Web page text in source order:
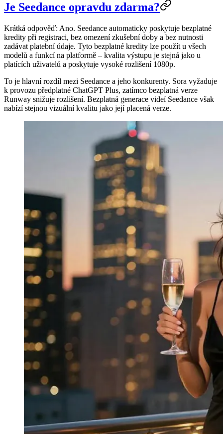
Je Seedance opravdu zdarma?
Krátká odpověď: Ano. Seedance automaticky poskytuje bezplatné
kredity při registraci, bez omezení zkušební doby a bez nutnosti
zadávat platební údaje. Tyto bezplatné kredity lze použít u všech
modelů a funkcí na platformě – kvalita výstupu je stejná jako u
platících uživatelů a poskytuje vysoké rozlišení 1080p.
To je hlavní rozdíl mezi Seedance a jeho konkurenty. Sora vyžaduje
k provozu předplatné ChatGPT Plus, zatímco bezplatná verze
Runway snižuje rozlišení. Bezplatná generace videí Seedance však
nabízí stejnou vizuální kvalitu jako její placená verze.